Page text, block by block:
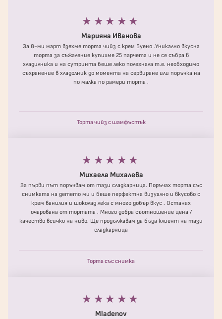
★★★★★
Марияна Иванова
За 8-ми март взехме торта чийз с крем Буено .Уникално вкусна
торта за съжаление купихме 25 парчета и не се събра в
хладилника и на сутринта беше леко полегнала т.е. необходимо
съхранение в хладолник до момента на сервиране или поръчка на
по малка по рамери торта .
Торта чийз с шамфъстък
★★★★★
Михаела Михалева
За първи път поръчвам от тази сладкарница. Поръчах торта със
снимката на детето ми и беше перфектна визуално и вкусово с
крем ванилия и шоколад лека с много добър вкус . Останах
очарована от тортата . Много добра съотношение цена /
качество всичко на ниво. Ще продължавам да бъда клиент на тази
сладкарница
Торта със снимка
★★★★★
Mladenov